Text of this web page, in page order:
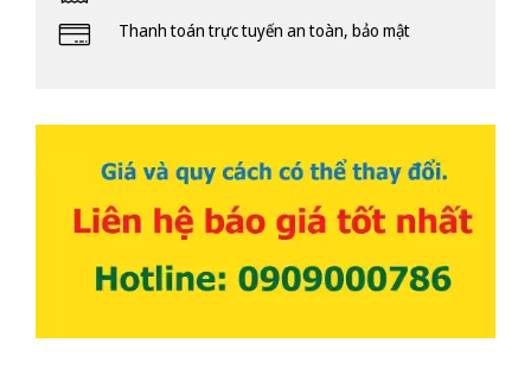
Thanh toán trực tuyến an toàn, bảo mật